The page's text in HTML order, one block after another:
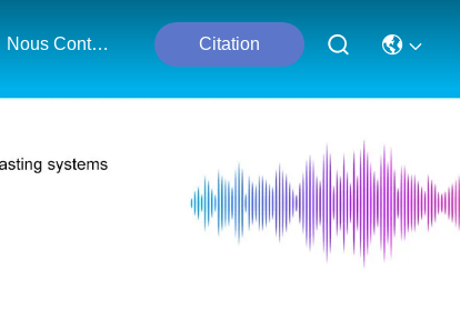
Nous Contacter Citation